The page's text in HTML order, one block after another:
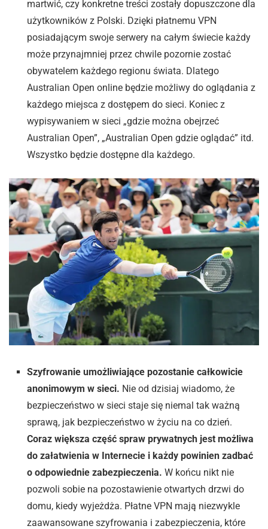
martwić, czy konkretne treści zostały dopuszczone dla
użytkowników z Polski. Dzięki płatnemu VPN
posiadającym swoje serwery na całym świecie każdy
może przynajmniej przez chwile pozornie zostać
obywatelem każdego regionu świata. Dlatego
Australian Open online będzie możliwy do oglądania z
każdego miejsca z dostępem do sieci. Koniec z
wypisywaniem w sieci „gdzie można obejrzeć
Australian Open”, „Australian Open gdzie oglądać” itd.
Wszystko będzie dostępne dla każdego.
Szyfrowanie umożliwiające pozostanie całkowicie
anonimowym w sieci. Nie od dzisiaj wiadomo, że
bezpieczeństwo w sieci staje się niemal tak ważną
sprawą, jak bezpieczeństwo w życiu na co dzień.
Coraz większa część spraw prywatnych jest możliwa
do załatwienia w Internecie i każdy powinien zadbać
o odpowiednie zabezpieczenia. W końcu nikt nie
pozwoli sobie na pozostawienie otwartych drzwi do
domu, kiedy wyjeżdża. Płatne VPN mają niezwykle
zaawansowane szyfrowania i zabezpieczenia, które